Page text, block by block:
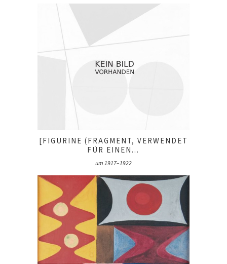
[FIGURINE (FRAGMENT, VERWENDET
FÜR EINEN...
um 1917–1922